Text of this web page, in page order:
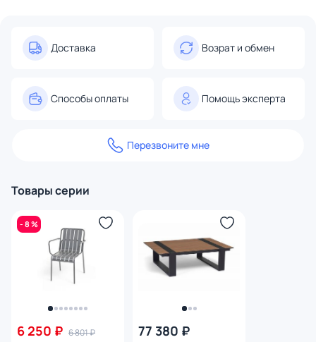
Доставка Возрат и обмен
Способы оплаты Помощь эксперта
Перезвоните мне
Товары серии
- 8 %
6 250 ₽ 6 801 ₽
77 380 ₽